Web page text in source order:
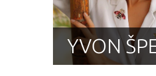
YVON